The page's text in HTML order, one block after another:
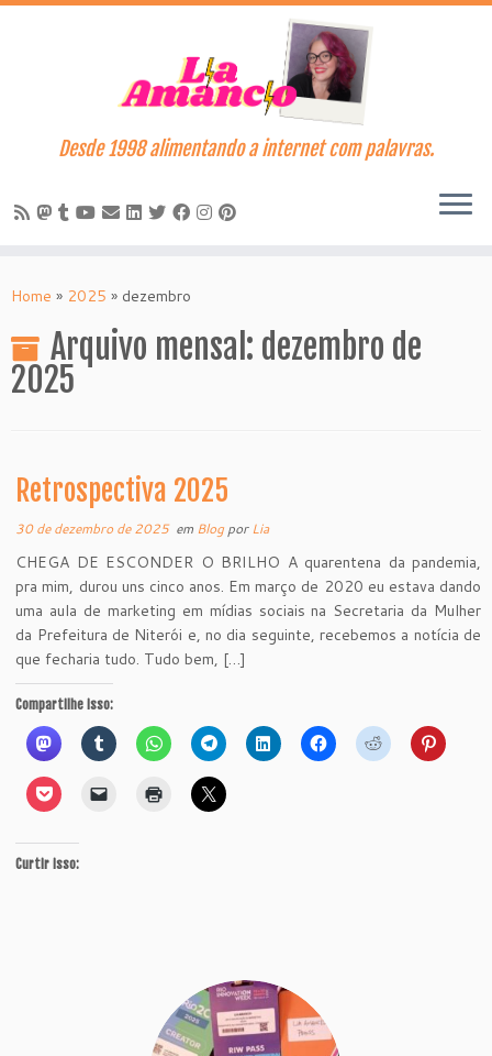
to
Desde 1998 alimentando a internet com palavras.
Home » 2025 » dezembro
Arquivo mensal: dezembro de
2025
Retrospectiva 2025
30 de dezembro de 2025em BlogporLia
CHEGA DE ESCONDER O BRILHO A quarentena da pandemia,
pra mim, durou uns cinco anos. Em março de 2020 eu estava dando
uma aula de marketing em mídias sociais na Secretaria da Mulher
da Prefeitura de Niterói e, no dia seguinte, recebemos a notícia de
que fecharia tudo. Tudo bem, […]
Compartilhe isso:
Curtir isso: